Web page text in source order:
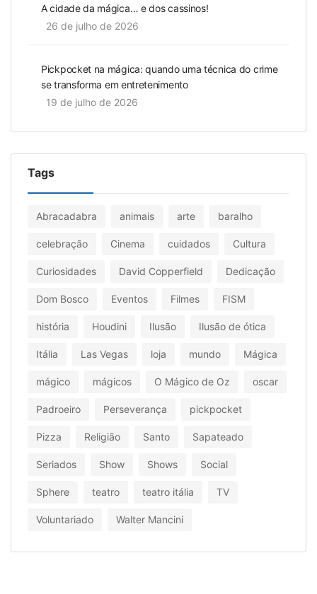
A cidade da mágica… e dos cassinos!
26 de julho de 2026
Pickpocket na mágica: quando uma técnica do crime
se transforma em entretenimento
19 de julho de 2026
Tags
Abracadabra animais arte baralho
celebração Cinema cuidados Cultura
Curiosidades David Copperfield Dedicação
Dom Bosco Eventos Filmes FISM
história Houdini Ilusão Ilusão de ótica
Itália Las Vegas loja mundo Mágica
mágico mágicos O Mágico de Oz oscar
Padroeiro Perseverança pickpocket
Pizza Religião Santo Sapateado
Seriados Show Shows Social
Sphere teatro teatro itália TV
Voluntariado Walter Mancini